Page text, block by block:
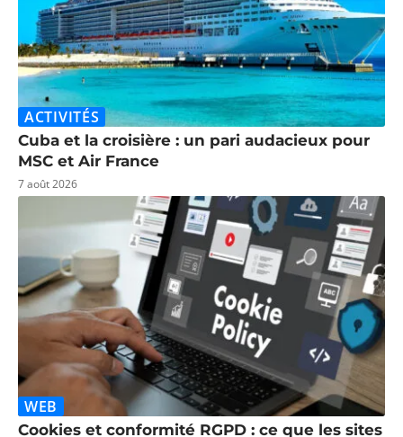
ACTIVITÉS
Cuba et la croisière : un pari audacieux pour
MSC et Air France
7 août 2026
WEB
Cookies et conformité RGPD : ce que les sites